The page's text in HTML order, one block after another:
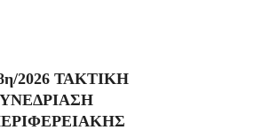
2026 ΤΑΚΤΙΚΗ